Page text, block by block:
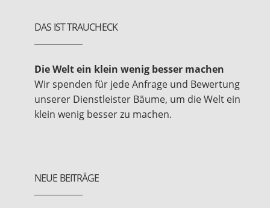
DAS IST TRAUCHECK
Die Welt ein klein wenig besser machen
Wir spenden für jede Anfrage und Bewertung
unserer Dienstleister Bäume, um die Welt ein
klein wenig besser zu machen.
NEUE BEITRÄGE